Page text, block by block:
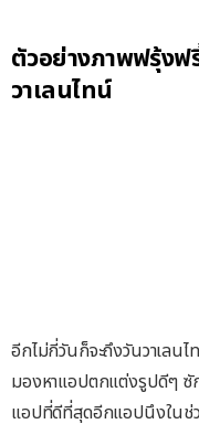
ตัวอย่างภาพฟรุ้ง
วาเลนไทน์
อีกไม่กี่วันก็จะถึงวันวาเลนไ
มองหาแอปตกแต่งรูปดีๆ
แอปที่ดีที่สุดอีกแอปนึงในช่